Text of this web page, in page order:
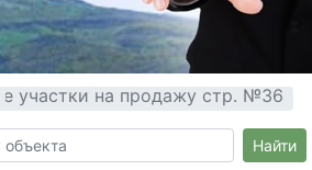
участки на продажу стр. №36
Найти